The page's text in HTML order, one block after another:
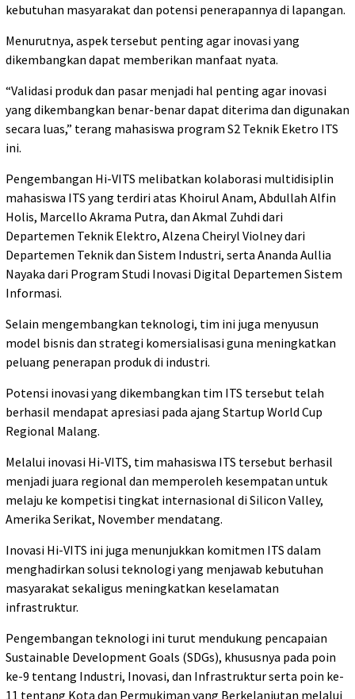
kebutuhan masyarakat dan potensi penerapannya di lapangan.
Menurutnya, aspek tersebut penting agar inovasi yang
dikembangkan dapat memberikan manfaat nyata.
“Validasi produk dan pasar menjadi hal penting agar inovasi
yang dikembangkan benar-benar dapat diterima dan digunakan
secara luas,” terang mahasiswa program S2 Teknik Eketro ITS
ini.
Pengembangan Hi-VITS melibatkan kolaborasi multidisiplin
mahasiswa ITS yang terdiri atas Khoirul Anam, Abdullah Alfin
Holis, Marcello Akrama Putra, dan Akmal Zuhdi dari
Departemen Teknik Elektro, Alzena Cheiryl Violney dari
Departemen Teknik dan Sistem Industri, serta Ananda Aullia
Nayaka dari Program Studi Inovasi Digital Departemen Sistem
Informasi.
Selain mengembangkan teknologi, tim ini juga menyusun
model bisnis dan strategi komersialisasi guna meningkatkan
peluang penerapan produk di industri.
Potensi inovasi yang dikembangkan tim ITS tersebut telah
berhasil mendapat apresiasi pada ajang Startup World Cup
Regional Malang.
Melalui inovasi Hi-VITS, tim mahasiswa ITS tersebut berhasil
menjadi juara regional dan memperoleh kesempatan untuk
melaju ke kompetisi tingkat internasional di Silicon Valley,
Amerika Serikat, November mendatang.
Inovasi Hi-VITS ini juga menunjukkan komitmen ITS dalam
menghadirkan solusi teknologi yang menjawab kebutuhan
masyarakat sekaligus meningkatkan keselamatan
infrastruktur.
Pengembangan teknologi ini turut mendukung pencapaian
Sustainable Development Goals (SDGs), khususnya pada poin
ke-9 tentang Industri, Inovasi, dan Infrastruktur serta poin ke-
11 tentang Kota dan Permukiman yang Berkelanjutan melalui